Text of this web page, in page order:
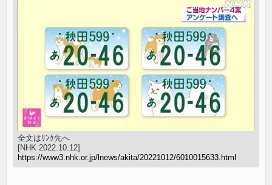
全文はﾘﾝｸ先へ
[NHK 2022.10.12]
https://www3.nhk.or.jp/lnews/akita/20221012/6010015633.html